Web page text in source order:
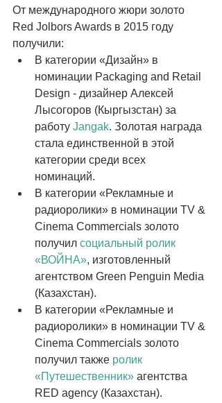
От международного жюри золото
Red Jolbors Awards в 2015 году
получили:
В категории «Дизайн» в
номинации Packaging and Retail
Design - дизайнер Алексей
Лысогоров (Кыргызстан) за
работу Jangak. Золотая награда
стала единственной в этой
категории среди всех
номинаций.
В категории «Рекламные и
радиоролики» в номинации TV &
Cinema Commercials золото
получил социальный ролик
«ВОЙНА», изготовленный
агентством Green Penguin Media
(Казахстан).
В категории «Рекламные и
радиоролики» в номинации TV &
Cinema Commercials золото
получил также ролик
«Путешественник» агентства
RED agency (Казахстан).